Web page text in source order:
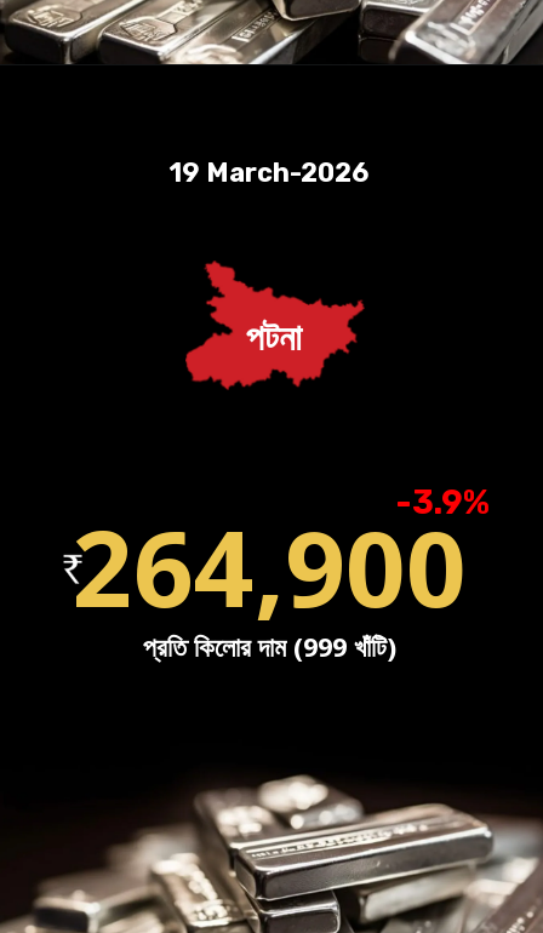
-3.9%
264,900
19 March-2026
পটনা
প্রতি কিলোর দাম (999 খাঁটি)